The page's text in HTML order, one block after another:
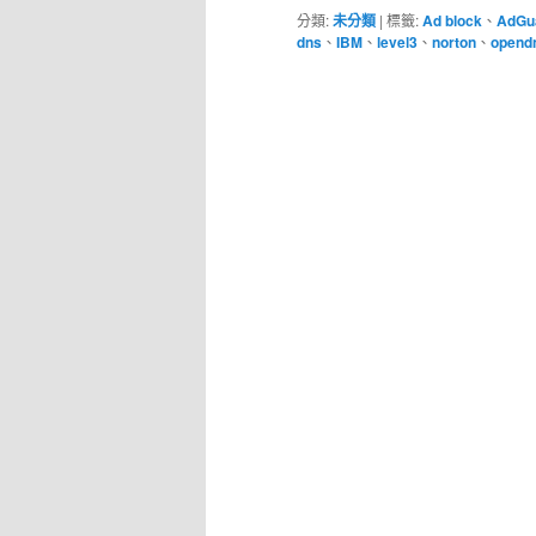
分類:未分類 | 標籤:Ad block 、
dns 、 IBM 、 level3 、 norton 、